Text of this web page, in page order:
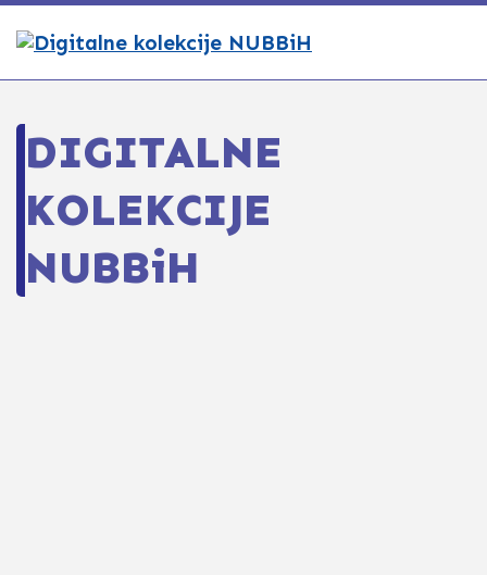
DIGITALNE
KOLEKCIJE
NUBBiH